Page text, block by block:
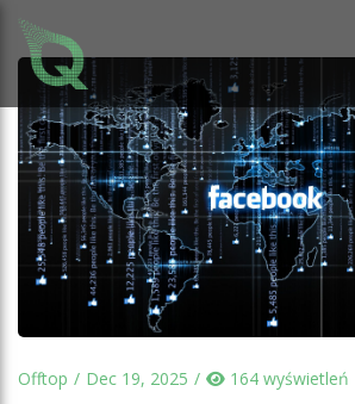
Offtop Dec 19, 2025 164 wyświetleń